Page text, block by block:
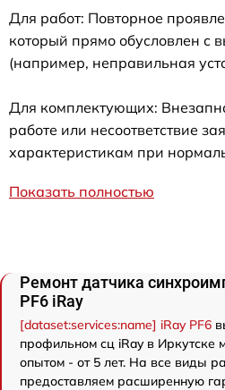
Для работ: Повторное
который прямо обусловлен с
(например, неправильная
Для комплектующих:
работе или несоответствие
характеристикам при
Показать полностью
Ремонт датчика
PF6 iRay
[dataset:services:name] iRay PF6
профильном сц iRay в Иркутске
опытом - от 5 лет. На все виды
предоставляем расширенную